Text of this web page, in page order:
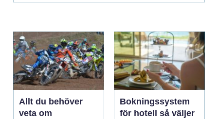
Allt du behöver
veta om
Bokningssystem
för hotell så väljer